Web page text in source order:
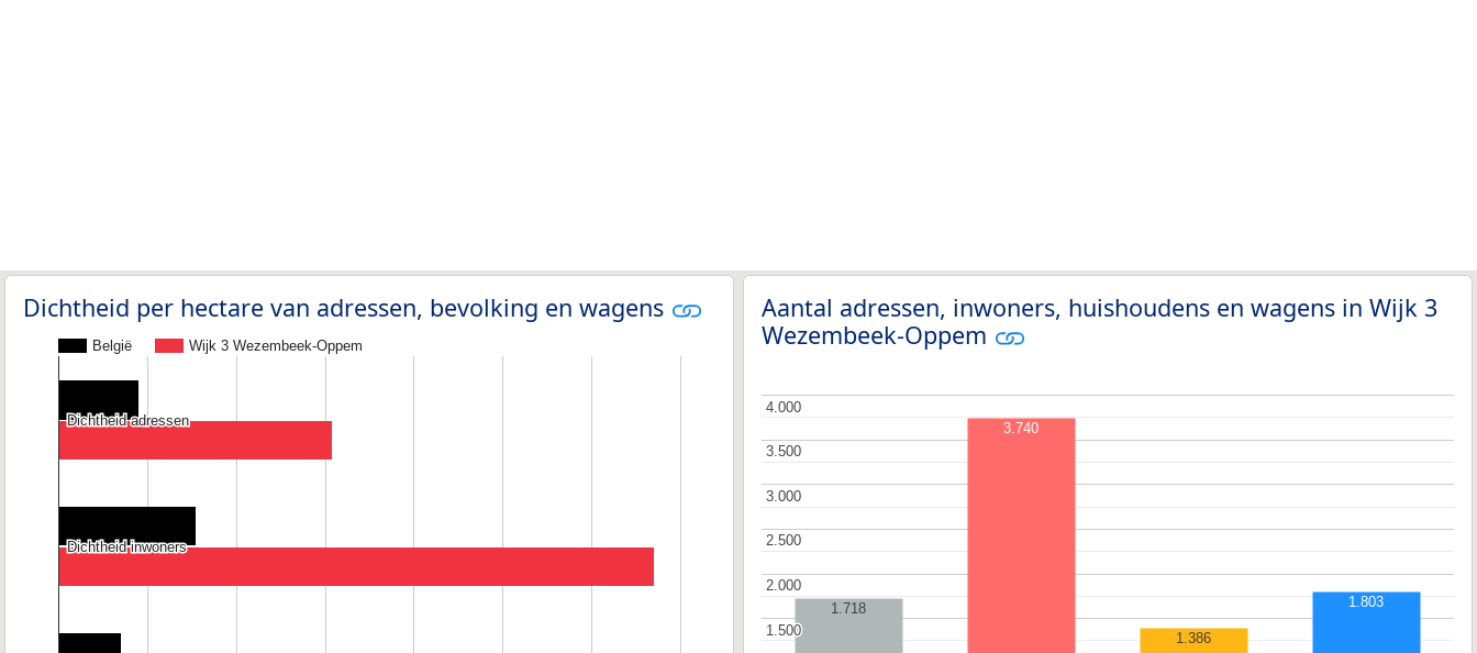
Dichtheid per hectare van adressen, bevolking en wagens
België Wijk 3 Wezembeek-Oppem
Dichtheid adressen
Dichtheid adressen
Dichtheid inwoners
Dichtheid inwoners
Aantal adressen, inwoners, huishoudens en wagens in Wijk 3
Wezembeek-Oppem
1.500
1.500
2.000
2.000
2.500
2.500
3.000
3.000
3.500
3.500
4.000
4.000
1.718
3.740
1.386
1.803